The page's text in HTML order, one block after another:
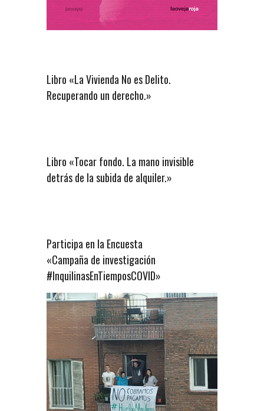
Libro «La Vivienda No es Delito.
Recuperando un derecho.»
Libro «Tocar fondo. La mano invisible
detrás de la subida de alquiler.»
Participa en la Encuesta
«Campaña de investigación
#InquilinasEnTiemposCOVID»